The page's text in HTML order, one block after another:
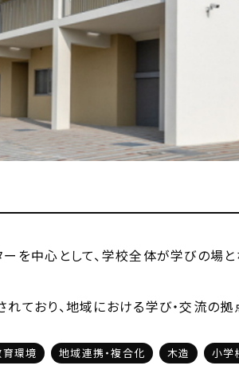
を中心として、学校全体が学びの場
ており、地域における学び・交流の拠
育環境 地域連携・複合化 木造 小学